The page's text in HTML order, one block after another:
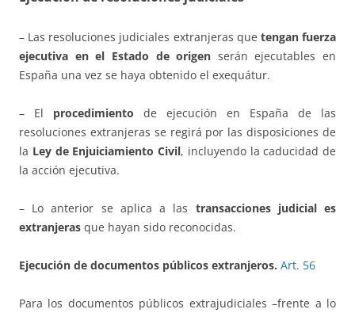
– Las resoluciones judiciales extranjeras que tengan fuerza
ejecutiva en el Estado de origen serán ejecutables en
España una vez se haya obtenido el exequátur.
– El procedimiento de ejecución en España de las
resoluciones extranjeras se regirá por las disposiciones de
la Ley de Enjuiciamiento Civil, incluyendo la caducidad de
la acción ejecutiva.
– Lo anterior se aplica a las transacciones judicial es
extranjeras que hayan sido reconocidas.
Ejecución de documentos públicos extranjeros. Art. 56
Para los documentos públicos extrajudiciales –frente a lo